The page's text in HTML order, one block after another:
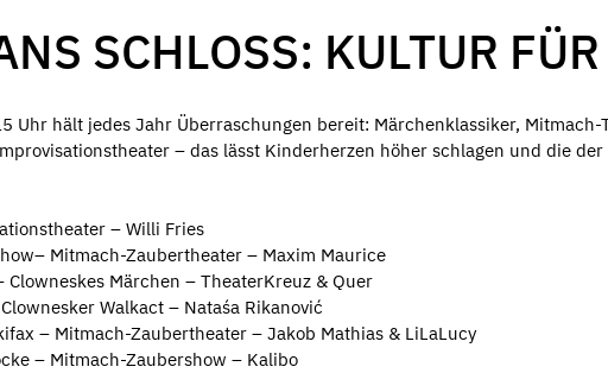
SCHLOSS: KULTUR
Uhr hält jedes Jahr Überraschungen bereit: Märchenklassiker, Mitmach-
– das lässt Kinderherzen höher schlagen und die der
– Willi Fries
Mitmach-Zaubertheater – Maxim Maurice
Märchen – TheaterKreuz & Quer
Walkact – Nataśa Rikanović
– Mitmach-Zaubertheater – Jakob Mathias & LiLaLucy
– Mitmach-Zaubershow – Kalibo